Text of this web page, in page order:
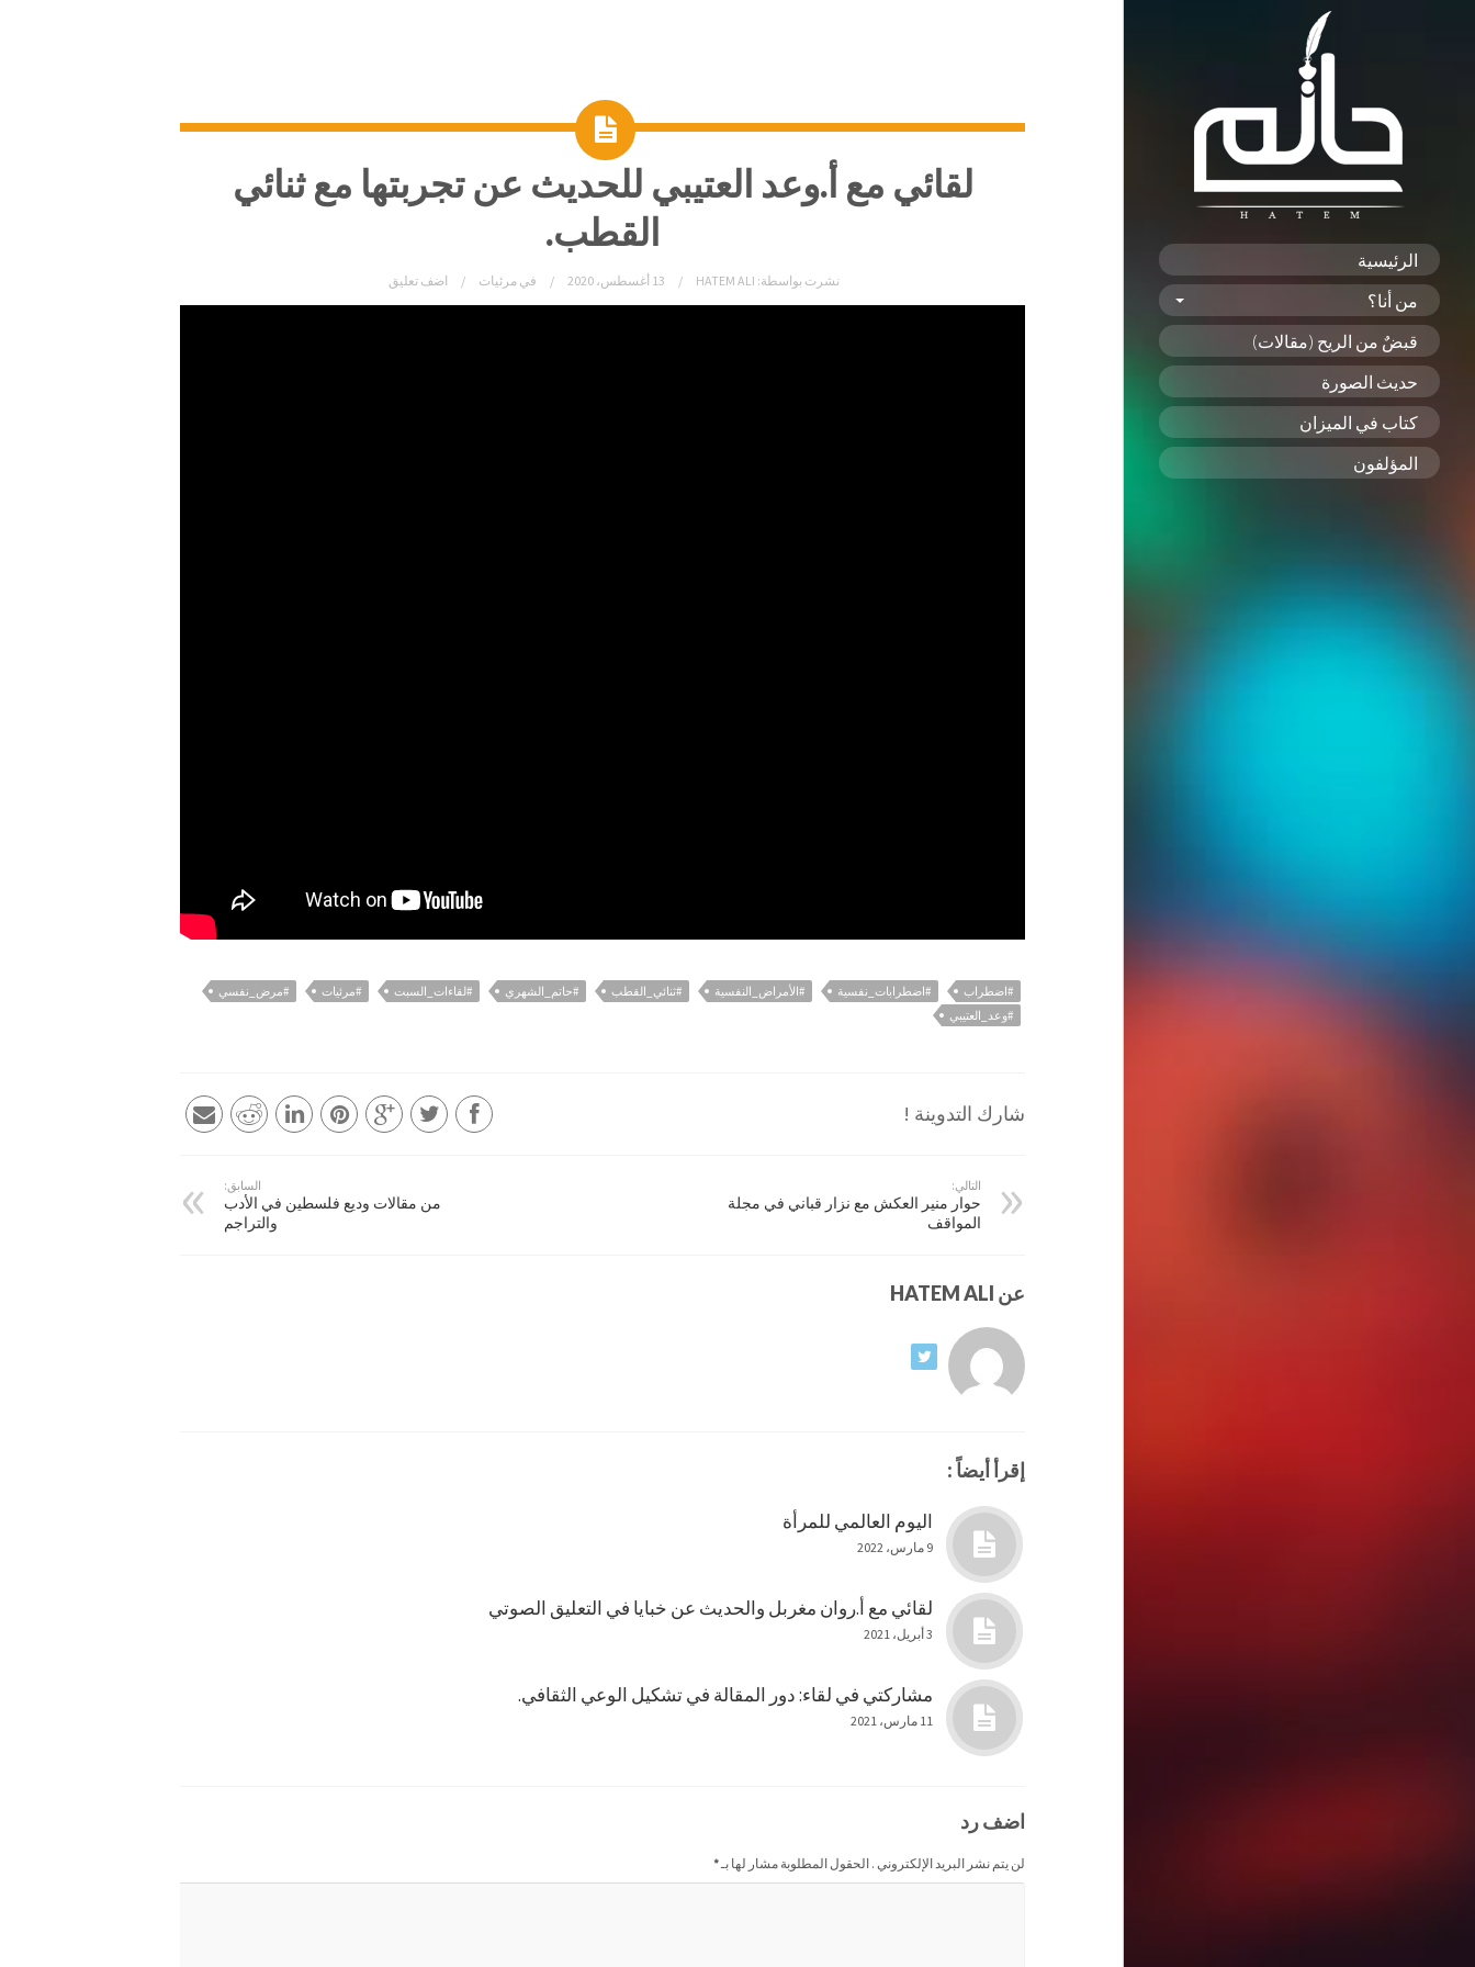
الرئيسية
من أنا؟
قبضٌ من الريح (مقالات)
حديث الصورة
كتاب في الميزان
المؤلفون
لقائي مع أ.وعد العتيبي للحديث عن تجربتها مع ثنائي
القطب.
نشرت بواسطة: HATEM ALI 13 أغسطس، 2020 فيمرئيات اضف تعليق
#اضطراب #اضطرابات_نفسية #الأمراض_النفسية #ثنائي_القطب #حاتم_الشهري #لقاءات_السبت #مرئيات
#مرض_نفسي
#وعد_العتيبي
شارك التدوينة !
السابق:
من مقالات وديع فلسطين في الأدب
والتراجم
التالي:
حوار منير العكش مع نزار قباني في مجلة
المواقف
عن HATEM ALI
إقرأ أيضاً :
اليوم العالمي للمرأة
9 مارس، 2022
لقائي مع أ.روان مغربل والحديث عن خبايا في التعليق الصوتي
3 أبريل، 2021
مشاركتي في لقاء: دور المقالة في تشكيل الوعي الثقافي.
11 مارس، 2021
اضف رد
لن يتم نشر البريد الإلكتروني . الحقول المطلوبة مشار لها بـ*